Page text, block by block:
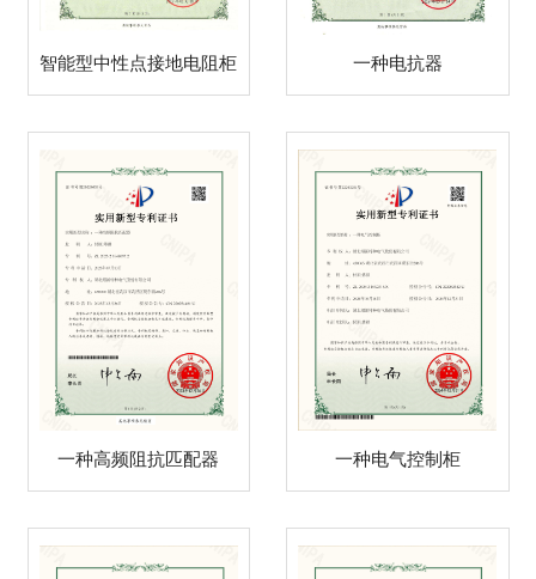
智能型中性点接地电阻柜 一种电抗器
一种高频阻抗匹配器 一种电气控制柜